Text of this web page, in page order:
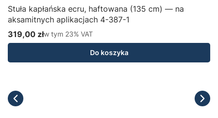
Stuła kapłańska ecru, haftowana (135 cm) — na
aksamitnych aplikacjach 4-387-1
Cena brutto
319,00 złw tym %s VAT
w tym 23% VAT
Do koszyka